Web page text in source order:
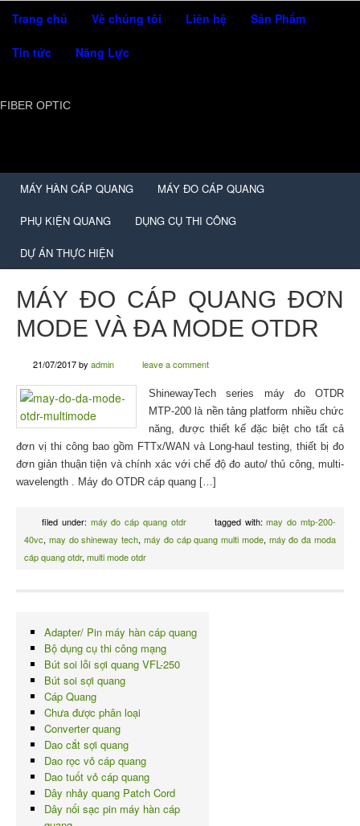
Trang chủ Về chúng tôi Liên hệ Sản Phẩm
Tin tức Năng Lực
FIBER OPTIC
MÁY HÀN CÁP QUANG MÁY ĐO CÁP QUANG
PHỤ KIỆN QUANG DỤNG CỤ THI CÔNG
DỰ ÁN THỰC HIỆN
MÁY ĐO CÁP QUANG ĐƠN
MODE VÀ ĐA MODE OTDR
21/07/2017by admin leave a comment
ShinewayTech series máy đo OTDR
MTP-200 là nền tảng platform nhiều chức
năng, được thiết kế đặc biệt cho tất cả
đơn vị thi công bao gồm FTTx/WAN và Long-haul testing, thiết bị đo
đơn giản thuận tiện và chính xác với chế độ đo auto/ thủ công, multi-
wavelength . Máy đo OTDR cáp quang […]
filed under: máy đo cáp quang otdr tagged with:may do mtp-200-
40vc, may do shineway tech, máy đo cáp quang multi mode, máy đo đa moda
cáp quang otdr, multi mode otdr
Adapter/ Pin máy hàn cáp quang
Bộ dụng cụ thi công mạng
Bút soi lỗi sợi quang VFL-250
Bút soi sợi quang
Cáp Quang
Chưa được phân loại
Converter quang
Dao cắt sợi quang
Dao rọc vỏ cáp quang
Dao tuốt vỏ cáp quang
Dây nhảy quang Patch Cord
Dây nối sạc pin máy hàn cáp